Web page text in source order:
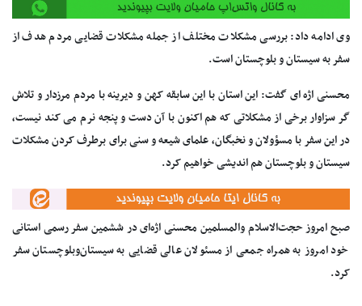
وی ادامه داد: بررسی مشکلات مختلف از جمله مشکلات قضایی مردم هدف از
سفر به سیستان و بلوچستان است.
محسنی اژه ای گفت: این استان با این سابقه کهن و دیرینه با مردم مرزدار و تلاش
گر سزاوار برخی از مشکلاتی که هم اکنون با آن دست و پنجه نرم می کند نیست،
در این سفر با مسؤولان و نخبگان، علمای شیعه و سنی برای برطرف کردن مشکلات
سیستان و بلوچستان هم اندیشی خواهیم کرد.
صبح امروز حجت‌الاسلام والمسلمین محسنی اژه‌ای در ششمین سفر رسمی استانی
خود امروز به همراه جمعی از مسئولان عالی قضایی به سیستان‌وبلوچستان سفر
کرد.